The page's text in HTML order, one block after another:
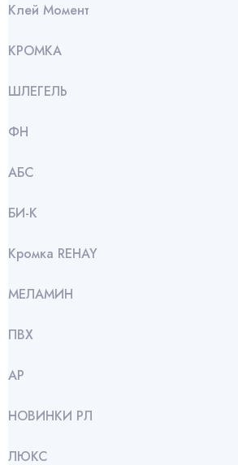
Клей Момент
КРОМКА
ШЛЕГЕЛЬ
ФН
АБС
БИ-К
Кромка REHAY
МЕЛАМИН
ПВХ
АР
НОВИНКИ РЛ
ЛЮКС